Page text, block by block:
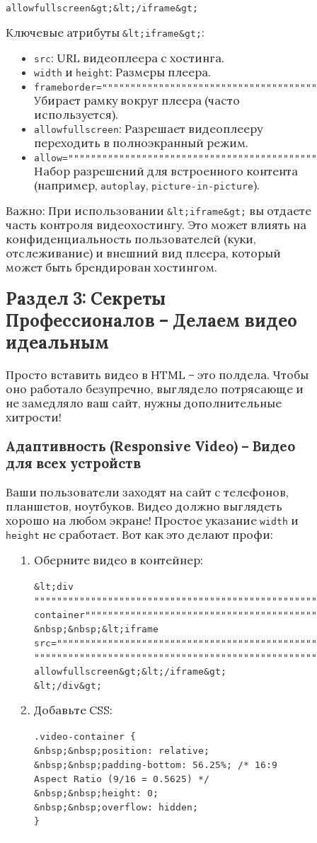
allowfullscreen&gt;&lt;/iframe&gt;
Ключевые атрибуты &lt;iframe&gt; :
src: URL видеоплеера с хостинга.
width и height: Размеры плеера.
Убирает рамку вокруг плеера (часто
используется).
allowfullscreen: Разрешает видеоплееру
переходить в полноэкранный режим.
Набор разрешений для встроенного контента
(например, autoplay, picture-in-picture).
Важно: При использовании &lt;iframe&gt; вы отдаете
часть контроля видеохостингу. Это может влиять на
конфиденциальность пользователей (куки,
отслеживание) и внешний вид плеера, который
может быть брендирован хостингом.
Раздел 3: Секреты
Профессионалов – Делаем видео
идеальным
Просто вставить видео в HTML – это полдела. Чтобы
оно работало безупречно, выглядело потрясающе и
не замедляло ваш сайт, нужны дополнительные
хитрости!
Адаптивность (Responsive Video) – Видео
для всех устройств
Ваши пользователи заходят на сайт с телефонов,
планшетов, ноутбуков. Видео должно выглядеть
хорошо на любом экране! Простое указание width и
height не сработает. Вот как это делают профи:
Оберните видео в контейнер:
&lt;div
&nbsp;&nbsp;&lt;iframe
allowfullscreen&gt;&lt;/iframe&gt;
&lt;/div&gt;
Добавьте CSS:
.video-container {
&nbsp;&nbsp;position: relative;
&nbsp;&nbsp;padding-bottom: 56.25%; /* 16:9
Aspect Ratio (9/16 = 0.5625) */
&nbsp;&nbsp;height: 0;
&nbsp;&nbsp;overflow: hidden;
}